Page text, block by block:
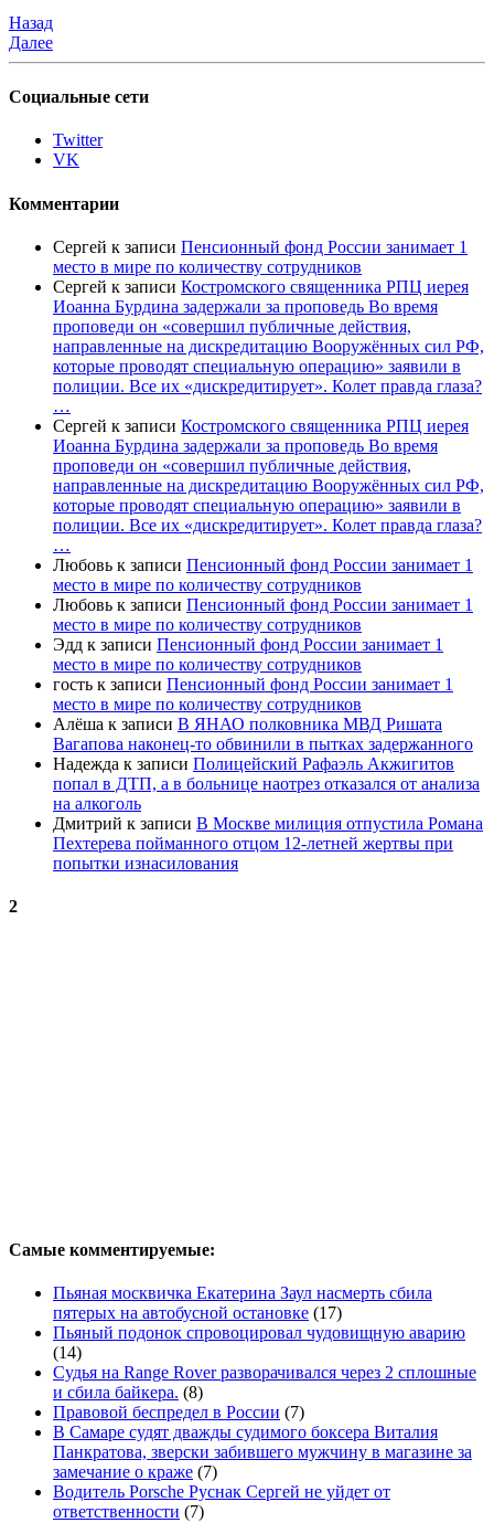
Назад
Далее
Социальные сети
Twitter
VK
Комментарии
Сергей к записи Пенсионный фонд России занимает 1
место в мире по количеству сотрудников
Сергей к записи Костромского священника РПЦ иерея
Иоанна Бурдина задержали за проповедь Во время
проповеди он «совершил публичные действия,
направленные на дискредитацию Вооружённых сил РФ,
которые проводят специальную операцию» заявили в
полиции. Все их «дискредитирует». Колет правда глаза?
…
Сергей к записи Костромского священника РПЦ иерея
Иоанна Бурдина задержали за проповедь Во время
проповеди он «совершил публичные действия,
направленные на дискредитацию Вооружённых сил РФ,
которые проводят специальную операцию» заявили в
полиции. Все их «дискредитирует». Колет правда глаза?
…
Любовь к записи Пенсионный фонд России занимает 1
место в мире по количеству сотрудников
Любовь к записи Пенсионный фонд России занимает 1
место в мире по количеству сотрудников
Эдд к записи Пенсионный фонд России занимает 1
место в мире по количеству сотрудников
гость к записи Пенсионный фонд России занимает 1
место в мире по количеству сотрудников
Алёша к записи В ЯНАО полковника МВД Ришата
Вагапова наконец-то обвинили в пытках задержанного
Надежда к записи Полицейский Рафаэль Акжигитов
попал в ДТП, а в больнице наотрез отказался от анализа
на алкоголь
Дмитрий к записи В Москве милиция отпустила Романа
Пехтерева пойманного отцом 12-летней жертвы при
попытки изнасилования
2
Самые комментируемые:
Пьяная москвичка Екатерина Заул насмерть сбила
пятерых на автобусной остановке (17)
Пьяный подонок спровоцировал чудовищную аварию
(14)
Судья на Range Rover разворачивался через 2 сплошные
и сбила байкера. (8)
Правовой беспредел в России (7)
В Самаре судят дважды судимого боксера Виталия
Панкратова, зверски забившего мужчину в магазине за
замечание о краже (7)
Водитель Porsche Руснак Сергей не уйдет от
ответственности (7)